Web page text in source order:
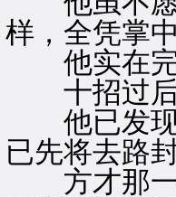
样，全凭掌
他实在完
十招过后
他已发现
已先将去路
方才那一